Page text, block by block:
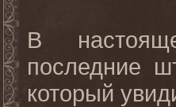
В
последние
который